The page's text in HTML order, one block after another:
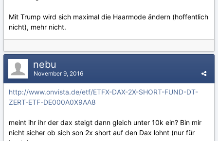
Mit Trump wird sich maximal die Haarmode ändern (hoffentlich
nicht), mehr nicht.
nebu
November 9, 2016
http://www.onvista.de/etf/ETFX-DAX-2X-SHORT-FUND-DT-
ZERT-ETF-DE000A0X9AA8
meint ihr ihr der dax steigt dann gleich unter 10k ein? Bin mir
nicht sicher ob sich son 2x short auf den Dax lohnt (nur für